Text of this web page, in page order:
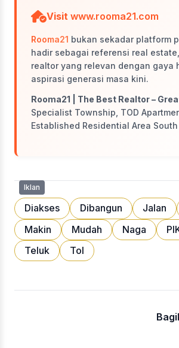
Visit www.rooma21.com
Rooma21 bukan sekadar platform
hadir sebagai referensi real
realtor yang relevan dengan gaya
aspirasi generasi masa kini.
Rooma21 | The Best Realtor –
Specialist Township, TOD
Established Residential Area
Iklan
Diakses Dibangun Jalan
Makin
Mudah Naga
Teluk
Tol